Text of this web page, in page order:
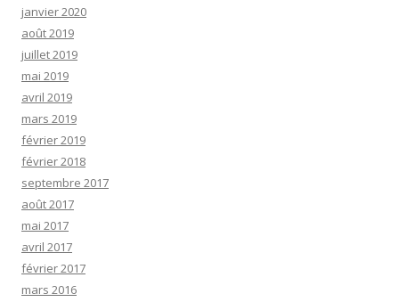
janvier 2020
août 2019
juillet 2019
mai 2019
avril 2019
mars 2019
février 2019
février 2018
septembre 2017
août 2017
mai 2017
avril 2017
février 2017
mars 2016